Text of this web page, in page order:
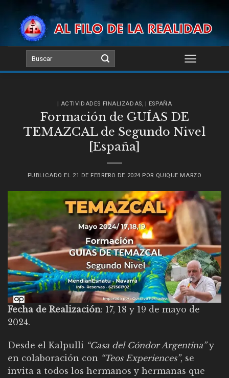
content
| ACTIVIDADES FINALIZADAS, | ESPAÑA
Formación de GUÍAS DE
TEMAZCAL de Segundo Nivel
[España]
PUBLICADO EL 21 DE FEBRERO DE 2024 POR QUIQUE MARZO
Fecha de Realización: 17, 18 y 19 de mayo de
2024.
Desde el Kalpulli “Casa del Cóndor Argentina”y
en colaboración con “Teos Experiences”, se
invita a todos los hermanos y hermanas que